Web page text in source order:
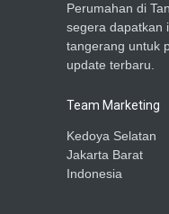
Perumahan di
segera dapatkan
tangerang untuk
update terbaru.
Team Marketing
Kedoya Selatan
Jakarta Barat
Indonesia